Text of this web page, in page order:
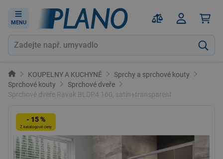
MENU
KOUPELNY A KUCHYNĚ
Sprchy a sprchové kouty
Sprchové kouty
Sprchové dveře
Sprchové dveře Ravak BLDP4 160, satin+transparent
- 15 %
Z katalogové ceny